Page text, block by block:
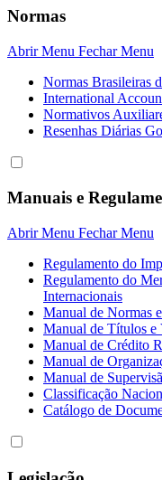
Normas
Abrir Menu Fechar Menu
Normas Brasileiras
International
Normativos
Resenhas Diárias
Manuais e
Abrir Menu Fechar Menu
Regulamento do
Regulamento do
Internacionais
Manual de Normas
Manual de Títulos
Manual de Crédito
Manual de
Manual de
Classificação
Catálogo de